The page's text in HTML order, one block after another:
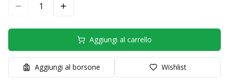
1
Aggiungi al carrello
Aggiungi al borsone Wishlist